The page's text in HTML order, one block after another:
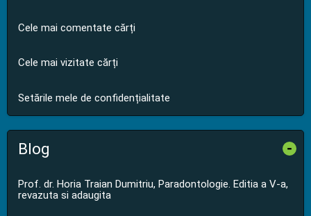
Cele mai comentate cărți
Cele mai vizitate cărți
Setările mele de confidențialitate
Blog -
Prof. dr. Horia Traian Dumitriu, Paradontologie. Editia a V-a,
revazuta si adaugita